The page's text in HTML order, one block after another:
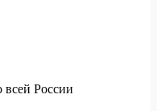
всей России